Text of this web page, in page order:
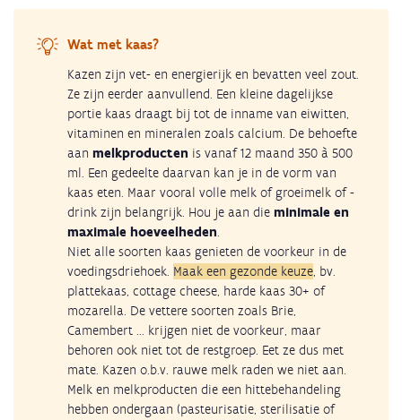
Wat met kaas?
Kazen zijn vet- en energierijk en bevatten veel zout.
Ze zijn eerder aanvullend. Een kleine dagelijkse
portie kaas draagt bij tot de inname van eiwitten,
vitaminen en mineralen zoals calcium. De behoefte
aan melkproducten is vanaf 12 maand 350 à 500
ml. Een gedeelte daarvan kan je in de vorm van
kaas eten. Maar vooral volle melk of groeimelk of -
drink zijn belangrijk. Hou je aan die minimale en
maximale hoeveelheden.
Niet alle soorten kaas genieten de voorkeur in de
voedingsdriehoek. Maak een gezonde keuze, bv.
plattekaas, cottage cheese, harde kaas 30+ of
mozarella. De vettere soorten zoals Brie,
Camembert ... krijgen niet de voorkeur, maar
behoren ook niet tot de restgroep. Eet ze dus met
mate. Kazen o.b.v. rauwe melk raden we niet aan.
Melk en melkproducten die een hittebehandeling
hebben ondergaan (pasteurisatie, sterilisatie of